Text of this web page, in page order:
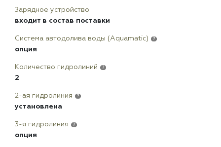
Зарядное устройство
входит в состав поставки
Система автодолива воды (Aquamatic) ?
опция
Количество гидролиний ?
2
2-ая гидролиния ?
установлена
3-я гидролиния ?
опция